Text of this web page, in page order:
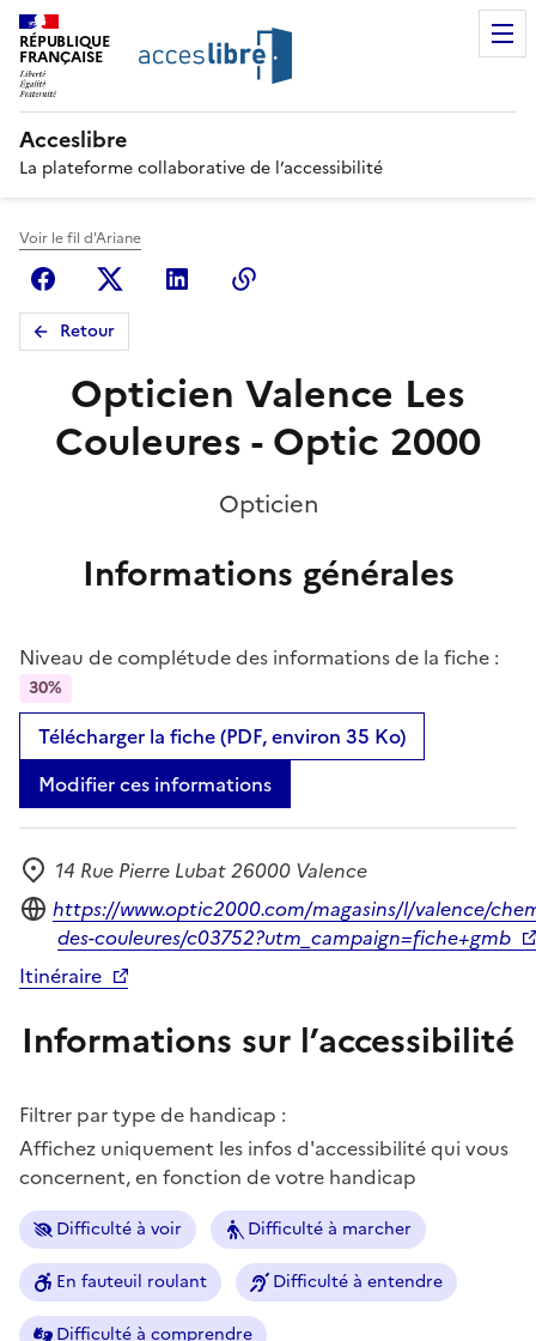
RÉPUBLIQUE
FRANÇAISE
Acceslibre
La plateforme collaborative de l’accessibilité
Voir le fil d'Ariane
FacebookX (anciennement Twitter)
Linkedin
Retour
Opticien Valence Les
Couleures - Optic 2000
Opticien
Informations générales
Niveau de complétude des informations de la fiche :
30%
Télécharger la fiche (PDF, environ 35 Ko)
Modifier ces informations
Adresse
14 Rue Pierre Lubat 26000 Valence
Site internet
https://www.optic2000.com/magasins/l/valence/
des-couleures/c03752?utm_campaign=fiche+gmb
Itinéraire
Informations sur l’accessibilité
Filtrer par type de handicap :
Affichez uniquement les infos d'accessibilité qui vous
concernent, en fonction de votre handicap
Difficulté à voir Difficulté à marcher
En fauteuil roulant Difficulté à entendre
Difficulté à comprendre